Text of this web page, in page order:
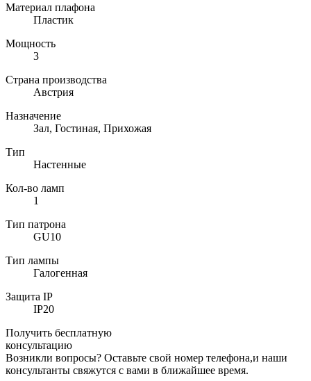
Материал плафона
Пластик
Мощность
3
Страна производства
Австрия
Назначение
Зал, Гостиная, Прихожая
Тип
Настенные
Кол-во ламп
1
Тип патрона
GU10
Тип лампы
Галогенная
Защита IP
IP20
Получить бесплатную
консультацию
Возникли вопросы? Оставьте свой номер телефона,и наши
консультанты свяжутся с вами в ближайшее время.